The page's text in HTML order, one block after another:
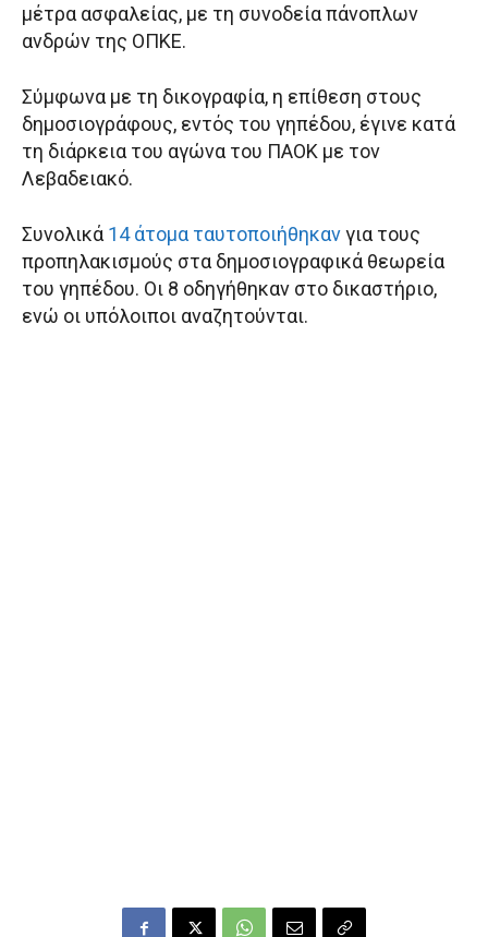
μέτρα ασφαλείας, με τη συνοδεία πάνοπλων
ανδρών της ΟΠΚΕ.
Σύμφωνα με τη δικογραφία, η επίθεση στους
δημοσιογράφους, εντός του γηπέδου, έγινε κατά
τη διάρκεια του αγώνα του ΠΑΟΚ με τον
Λεβαδειακό.
Συνολικά14 άτομα ταυτοποιήθηκανγια τους
προπηλακισμούς στα δημοσιογραφικά θεωρεία
του γηπέδου. Οι 8 οδηγήθηκαν στο δικαστήριο,
ενώ οι υπόλοιποι αναζητούνται.